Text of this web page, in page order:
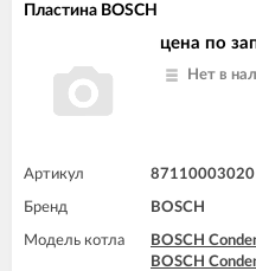
BOSCH GAZ
Пластина BOSCH
цена по
Нет в
Артикул 87110003020
Бренд BOSCH
Модель котла
BOSCH
BOSCH